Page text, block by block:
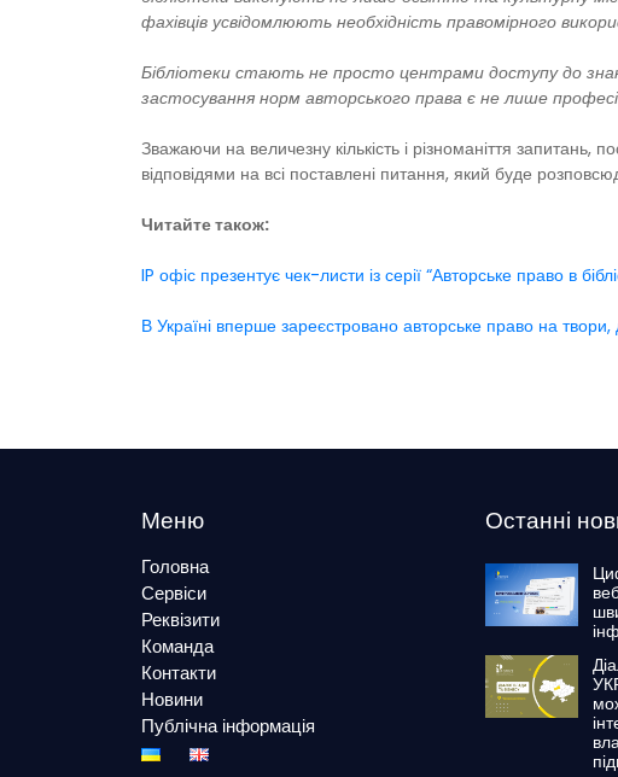
фахівців усвідомлюють необхідність правомірного
Бібліотеки стають не просто центрами доступу до
застосування норм авторського права є не лише
Зважаючи на величезну кількість і різноманіття запитань,
відповідями на всі поставлені питання, який буде
Читайте також:
IP офіс презентує чек-листи із серії “Авторське право в
В Україні вперше зареєстровано авторське право на
Меню
Головна
Сервіси
Реквізити
Команда
Контакти
Новини
Публічна інформація
Останні